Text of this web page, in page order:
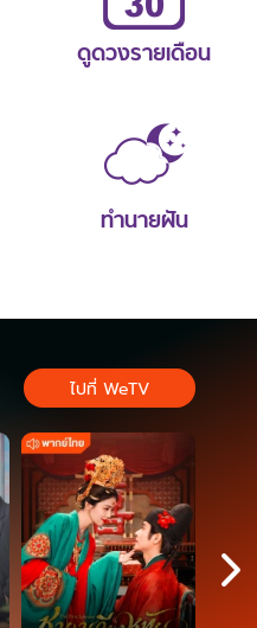
ดูดวงรายเดือน
ทำนายฝัน
ไปที่ WeTV